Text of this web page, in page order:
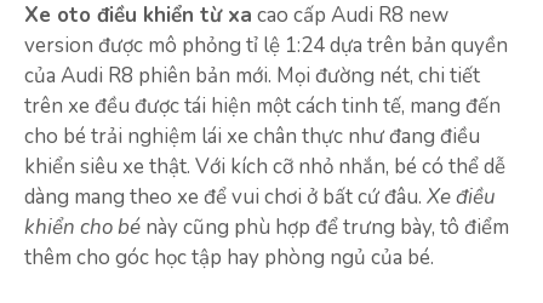
Xe oto điều khiển từ xa cao cấp Audi R8 new
version được mô phỏng tỉ lệ 1:24 dựa trên bản quyền
của Audi R8 phiên bản mới. Mọi đường nét, chi tiết
trên xe đều được tái hiện một cách tinh tế, mang đến
cho bé trải nghiệm lái xe chân thực như đang điều
khiển siêu xe thật. Với kích cỡ nhỏ nhắn, bé có thể dễ
dàng mang theo xe để vui chơi ở bất cứ đâu. Xe điều
khiển cho bé này cũng phù hợp để trưng bày, tô điểm
thêm cho góc học tập hay phòng ngủ của bé.